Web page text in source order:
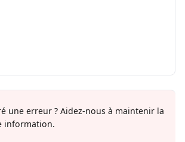
une erreur ? Aidez-nous à maintenir la
information.